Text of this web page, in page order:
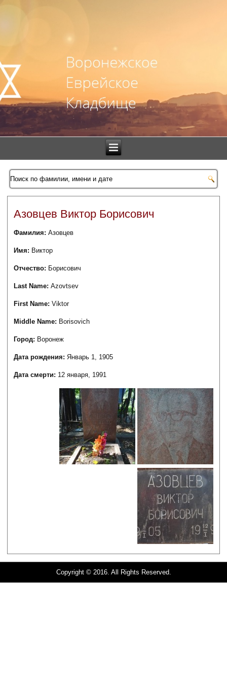
Азовцев Виктор Борисович
Фамилия:Азовцев
Имя: Виктор
Отчество: Борисович
Last Name:Azovtsev
First Name:Viktor
Middle Name: Borisovich
Город: Воронеж
Дата рождения:Январь 1, 1905
Дата смерти: 12 января, 1991
Copyright © 2016. All Rights Reserved.